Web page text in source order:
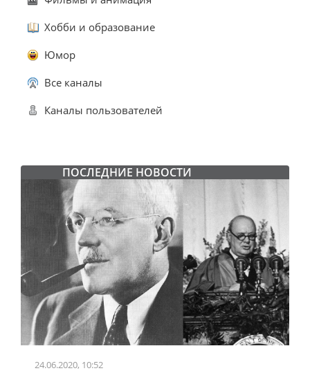
Хобби и образование
Юмор
Все каналы
Каналы пользователей
ПОСЛЕДНИЕ НОВОСТИ
24.06.2020, 10:52